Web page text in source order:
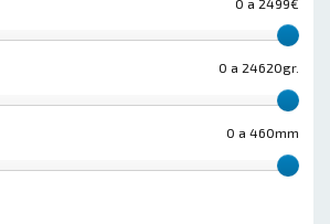
0 a 24620gr.
0 a 460mm